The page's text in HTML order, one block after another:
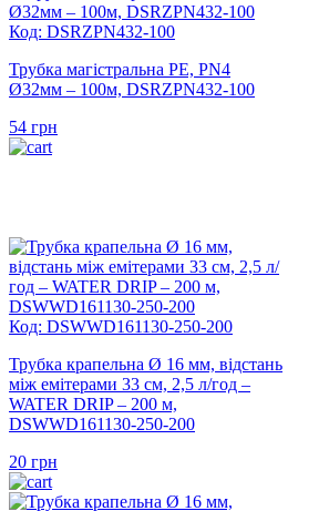
Код: DSRZPN432-100
Трубка магістральна PE, PN4
Ø32мм – 100м, DSRZPN432-100
54 грн
Код: DSWWD161130-250-200
Трубка крапельна Ø 16 мм, відстань
між емітерами 33 см, 2,5 л/год –
WATER DRIP – 200 м,
DSWWD161130-250-200
20 грн